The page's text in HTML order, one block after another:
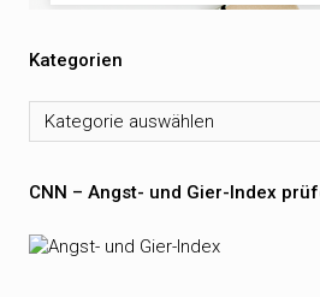
Kategorien
Kategorien
CNN – Angst- und Gier-Index